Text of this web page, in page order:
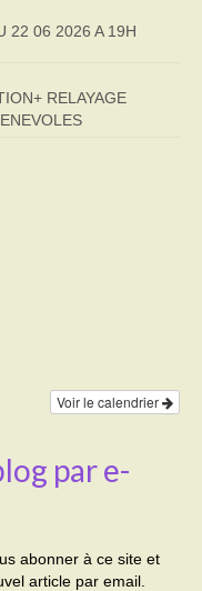
22 06 2026 A 19H
RELAYAGE
Voir le calendrier
par e-
abonner à ce site et
article par email.